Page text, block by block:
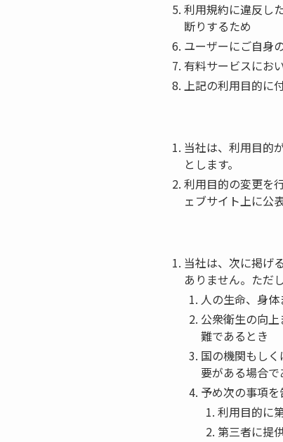
利用規約に違反し
断りするため
ユーザーにご自身
有料サービスにお
上記の利用目的に
当社は、利用目的
とします。
利用目的の変更を
ェブサイト上に公
当社は、次に掲げ
ありません。ただ
人の生命、身
公衆衛生の向
難であるとき
国の機関もし
要がある場合
予め次の事項
利用目的に
第三者に提